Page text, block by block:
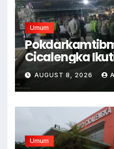
Umum
Cicalengka Ikuti
Gabungan
Satpol PP dan
Terciptanya
Ketertiban
AUGUST 8, 2026
Umum